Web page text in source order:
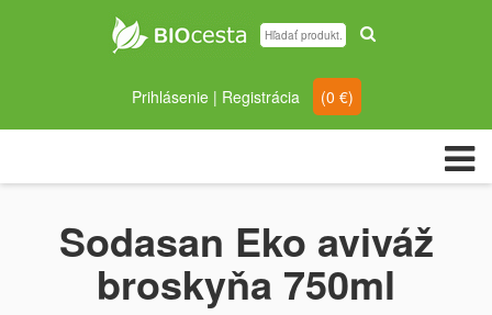
Prihlásenie| Registrácia (0 €)
Sodasan Eko aviváž
broskyňa 750ml